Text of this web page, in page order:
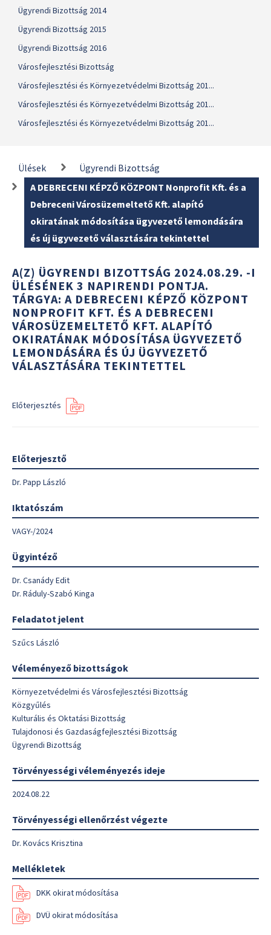
Ügyrendi Bizottság 2014
Ügyrendi Bizottság 2015
Ügyrendi Bizottság 2016
Városfejlesztési Bizottság
Városfejlesztési és Környezetvédelmi Bizottság 201...
Városfejlesztési és Környezetvédelmi Bizottság 201...
Városfejlesztési és Környezetvédelmi Bizottság 201...
Ülések
Ügyrendi Bizottság
A DEBRECENI KÉPZŐ KÖZPONT Nonprofit Kft. és a
Debreceni Városüzemeltető Kft. alapító
okiratának módosítása ügyvezető lemondására
és új ügyvezető választására tekintettel
A(Z) ÜGYRENDI BIZOTTSÁG 2024.08.29. -I
ÜLÉSÉNEK 3 NAPIRENDI PONTJA.
TÁRGYA: A DEBRECENI KÉPZŐ KÖZPONT
NONPROFIT KFT. ÉS A DEBRECENI
VÁROSÜZEMELTETŐ KFT. ALAPÍTÓ
OKIRATÁNAK MÓDOSÍTÁSA ÜGYVEZETŐ
LEMONDÁSÁRA ÉS ÚJ ÜGYVEZETŐ
VÁLASZTÁSÁRA TEKINTETTEL
Előterjesztés
Előterjesztő
Dr. Papp László
Iktatószám
VAGY-/2024
Ügyintéző
Dr. Csanády Edit
Dr. Ráduly-Szabó Kinga
Feladatot jelent
Szűcs László
Véleményező bizottságok
Környezetvédelmi és Városfejlesztési Bizottság
Közgyűlés
Kulturális és Oktatási Bizottság
Tulajdonosi és Gazdaságfejlesztési Bizottság
Ügyrendi Bizottság
Törvényességi véleményezés ideje
2024.08.22
Törvényességi ellenőrzést végezte
Dr. Kovács Krisztina
Mellékletek
DKK okirat módosítása
DVÜ okirat módosítása